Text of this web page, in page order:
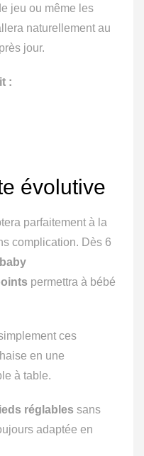
jeu ou même les
naturellement au
jour.
:
évolutive
parfaitement à la
complication. Dès 6
baby
permettra à bébé
ces
en une
à table.
réglables sans
adaptée en